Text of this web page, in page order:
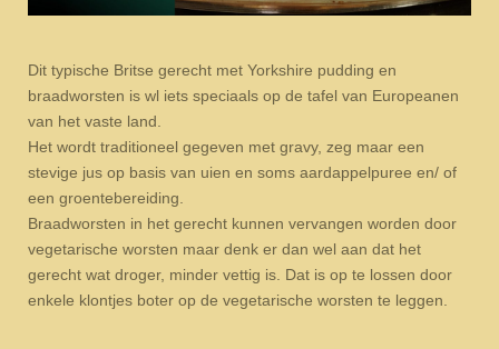
Dit typische Britse gerecht met Yorkshire pudding en
braadworsten is wl iets speciaals op de tafel van Europeanen
van het vaste land.
Het wordt traditioneel gegeven met gravy, zeg maar een
stevige jus op basis van uien en soms aardappelpuree en/ of
een groentebereiding.
Braadworsten in het gerecht kunnen vervangen worden door
vegetarische worsten maar denk er dan wel aan dat het
gerecht wat droger, minder vettig is. Dat is op te lossen door
enkele klontjes boter op de vegetarische worsten te leggen.